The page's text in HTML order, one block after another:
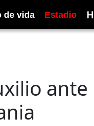
de vida Estadio H
ante